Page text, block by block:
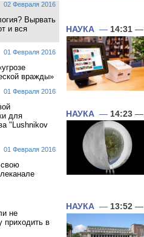
02 Февраля 2016
Вырвать
и вся
01 Февраля 2016
вражды»
01 Февраля 2016
для
"Lushnikov
01 Февраля 2016
не
приходить в
НАУКА — 14:31 —
НАУКА — 14:23 —
НАУКА — 13:52 —